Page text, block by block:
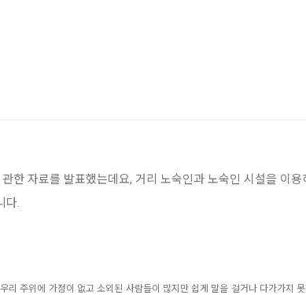
자료를 발표했는데요, 거리 노숙인과 노숙인 시설을 이용
다.
주위에 가정이 없고 소외된 사람들이 많지만 쉽게 말을 걸거나 다가가지